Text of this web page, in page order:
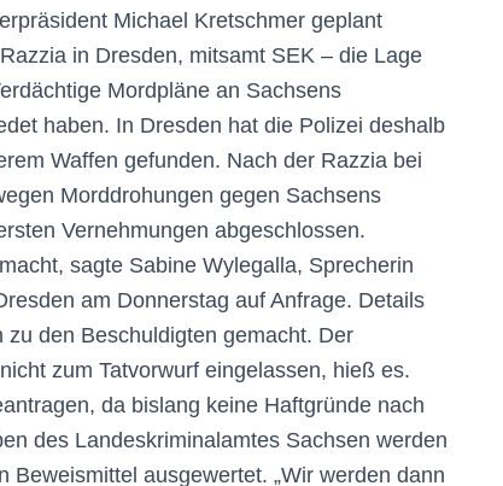
Michael Kretschmer geplant
in Dresden, mitsamt SEK – die Lage
Mordpläne an Sachsens
haben. In Dresden hat die Polizei deshalb
Waffen gefunden. Nach der Razzia bei
Morddrohungen gegen Sachsens
Vernehmungen abgeschlossen.
sagte Sabine Wylegalla, Sprecherin
am Donnerstag auf Anfrage. Details
den Beschuldigten gemacht. Der
zum Tatvorwurf eingelassen, hieß es.
da bislang keine Haftgründe nach
des Landeskriminalamtes Sachsen werden
ausgewertet. „Wir werden dann